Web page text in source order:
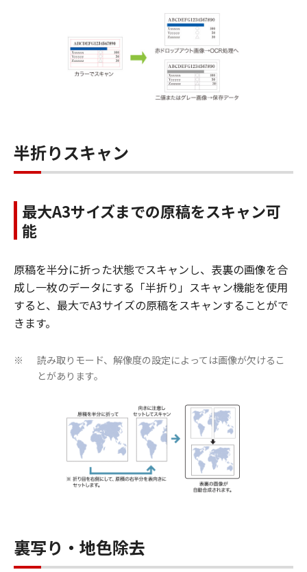
半折りスキャン
最大A3サイズまでの原稿をスキャン可
能
原稿を半分に折った状態でスキャンし、表裏の画像を合
成し一枚のデータにする「半折り」スキャン機能を使用
すると、最大でA3サイズの原稿をスキャンすることがで
きます。
※
読み取りモード、解像度の設定によっては画像が欠けるこ
とがあります。
裏写り・地色除去